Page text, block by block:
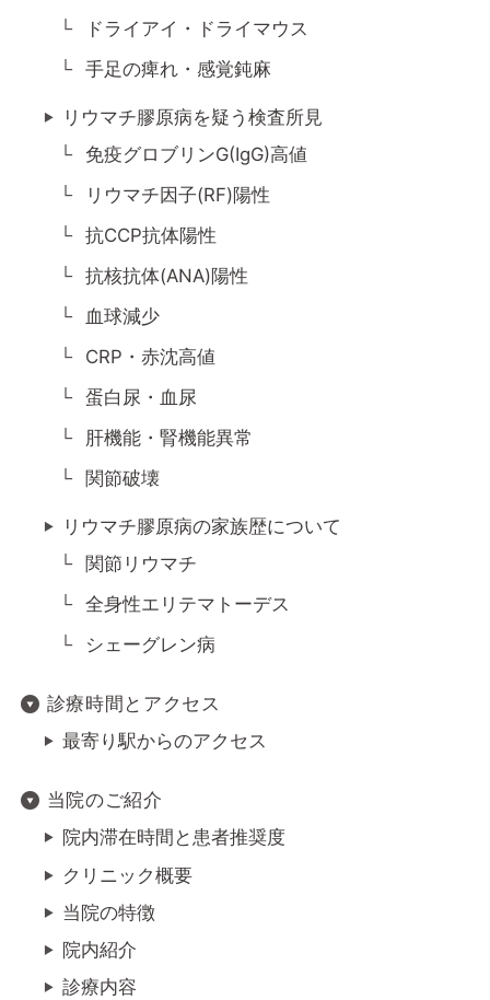
ドライアイ・ドライマウス
手足の痺れ・感覚鈍麻
リウマチ膠原病を疑う検査所見
免疫グロブリンG(IgG)高値
リウマチ因子(RF)陽性
抗CCP抗体陽性
抗核抗体(ANA)陽性
血球減少
CRP・赤沈高値
蛋白尿・血尿
肝機能・腎機能異常
関節破壊
リウマチ膠原病の家族歴について
関節リウマチ
全身性エリテマトーデス
シェーグレン病
診療時間とアクセス
最寄り駅からのアクセス
当院のご紹介
院内滞在時間と患者推奨度
クリニック概要
当院の特徴
院内紹介
診療内容